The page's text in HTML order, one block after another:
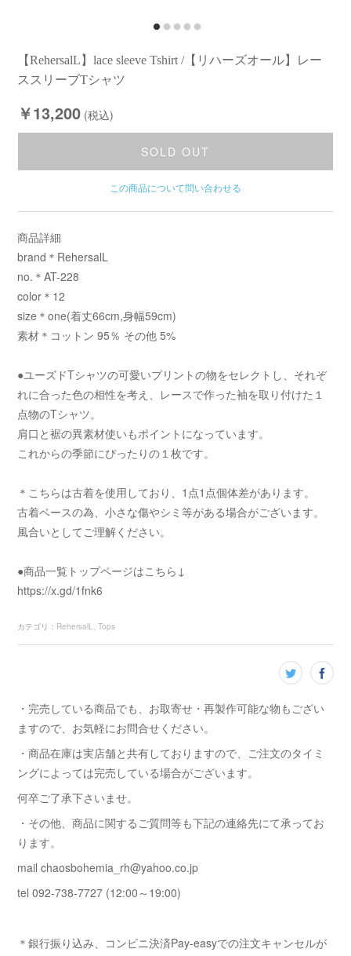
【RehersalL】lace sleeve Tshirt /【リハーズオール】レー
ススリーブTシャツ
￥13,200 (税込)
SOLD OUT
この商品について問い合わせる
商品詳細
brand＊RehersalL
no.＊AT-228
color＊12
size＊one(着丈66cm,身幅59cm)
素材＊コットン 95％ その他 5%
●ユーズドTシャツの可愛いプリントの物をセレクトし、それぞ
れに合った色の相性を考え、レースで作った袖を取り付けた１
点物のTシャツ。
肩口と裾の異素材使いもポイントになっています。
これからの季節にぴったりの１枚です。
＊こちらは古着を使用しており、1点1点個体差があります。
古着ベースの為、小さな傷やシミ等がある場合がございます。
風合いとしてご理解ください。
●商品一覧トップページはこちら↓
https://x.gd/1fnk6
カテゴリ ： RehersalL Tops
・完売している商品でも、お取寄せ・再製作可能な物もござい
ますので、お気軽にお問合せください。
・商品在庫は実店舗と共有しておりますので、ご注文のタイミ
ングによっては完売している場合がございます。
何卒ご了承下さいませ。
・その他、商品に関するご質問等も下記の連絡先にて承ってお
ります。
mail chaosbohemia_rh@yahoo.co.jp
tel 092-738-7727 (12:00～19:00)
＊銀行振り込み、コンビニ決済Pay-easyでの注文キャンセルが